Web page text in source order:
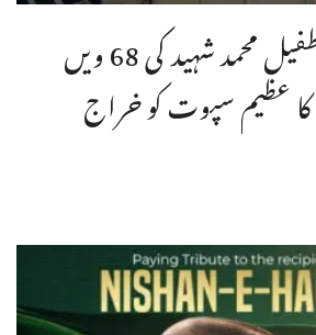
نشان حیدر میجر طفیل محمد شہید کی 68 ویں
عظیم سپوت کو خراج